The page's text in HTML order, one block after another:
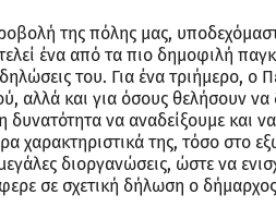
της πόλης μας,
ένα από τα πιο δημοφιλή
του. Για ένα τριήμερο, ο
αλλά και για όσους θελήσουν
δυνατότητα να αναδείξουμε και
χαρακτηριστικά της, τόσο στο
διοργανώσεις, ώστε να
σε σχετική δήλωση ο δήμαρχος